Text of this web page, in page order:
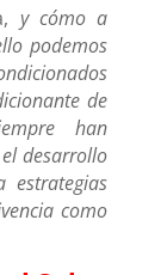
y cómo a
podemos
de
han
desarrollo
estrategias
como